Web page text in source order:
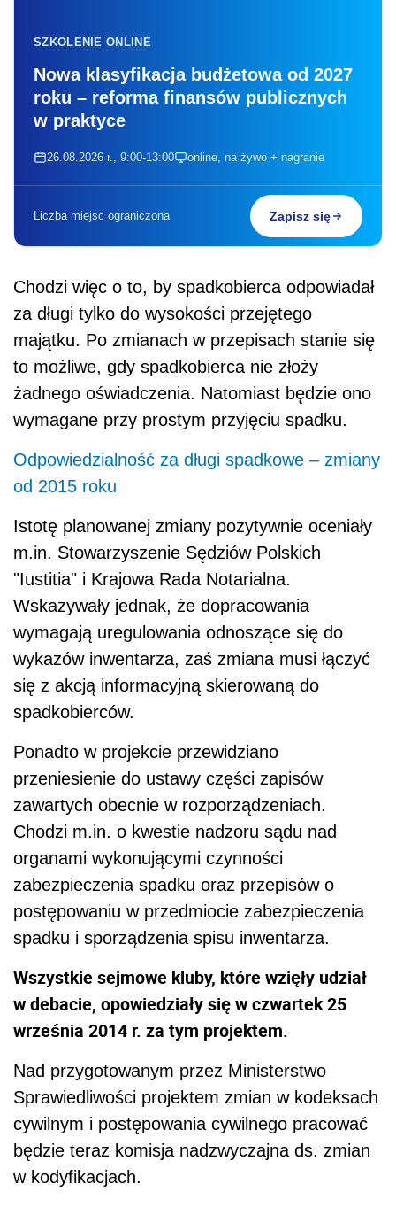
SZKOLENIE ONLINE
Nowa klasyfikacja budżetowa od 2027
roku – reforma finansów publicznych
w praktyce
26.08.2026 r., 9:00-13:00 online, na żywo + nagranie
Liczba miejsc ograniczona Zapisz się
Chodzi więc o to, by spadkobierca odpowiadał
za długi tylko do wysokości przejętego
majątku. Po zmianach w przepisach stanie się
to możliwe, gdy spadkobierca nie złoży
żadnego oświadczenia. Natomiast będzie ono
wymagane przy prostym przyjęciu spadku.
Odpowiedzialność za długi spadkowe – zmiany
od 2015 roku
Istotę planowanej zmiany pozytywnie oceniały
m.in. Stowarzyszenie Sędziów Polskich
"Iustitia" i Krajowa Rada Notarialna.
Wskazywały jednak, że dopracowania
wymagają uregulowania odnoszące się do
wykazów inwentarza, zaś zmiana musi łączyć
się z akcją informacyjną skierowaną do
spadkobierców.
Ponadto w projekcie przewidziano
przeniesienie do ustawy części zapisów
zawartych obecnie w rozporządzeniach.
Chodzi m.in. o kwestie nadzoru sądu nad
organami wykonującymi czynności
zabezpieczenia spadku oraz przepisów o
postępowaniu w przedmiocie zabezpieczenia
spadku i sporządzenia spisu inwentarza.
Wszystkie sejmowe kluby, które wzięły udział
w debacie, opowiedziały się w czwartek 25
września 2014 r. za tym projektem.
Nad przygotowanym przez Ministerstwo
Sprawiedliwości projektem zmian w kodeksach
cywilnym i postępowania cywilnego pracować
będzie teraz komisja nadzwyczajna ds. zmian
w kodyfikacjach.